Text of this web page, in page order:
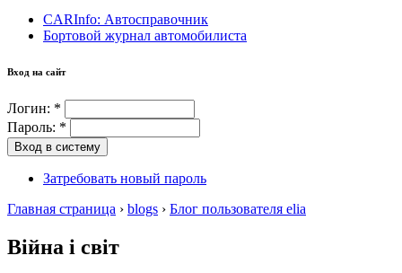
CARInfo: Автосправочник
Бортовой журнал автомобилиста
Вход на сайт
Логин: *
Пароль: *
Затребовать новый пароль
Главная страница › blogs › Блог пользователя elia
Війна і світ